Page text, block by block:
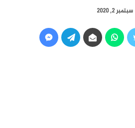
سبتمبر 2, 2020